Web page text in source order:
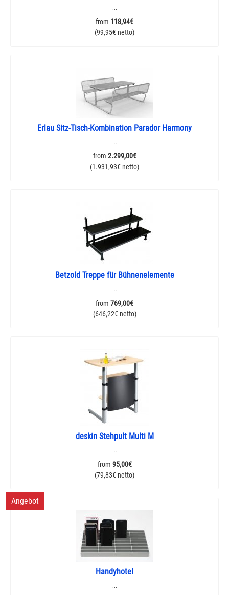
...
from 118,94€
(99,95€ netto)
Erlau Sitz-Tisch-Kombination Parador Harmony
...
from 2.299,00€
(1.931,93€ netto)
Betzold Treppe für Bühnenelemente
...
from 769,00€
(646,22€ netto)
deskin Stehpult Multi M
...
from 95,00€
(79,83€ netto)
Angebot
Handyhotel
...